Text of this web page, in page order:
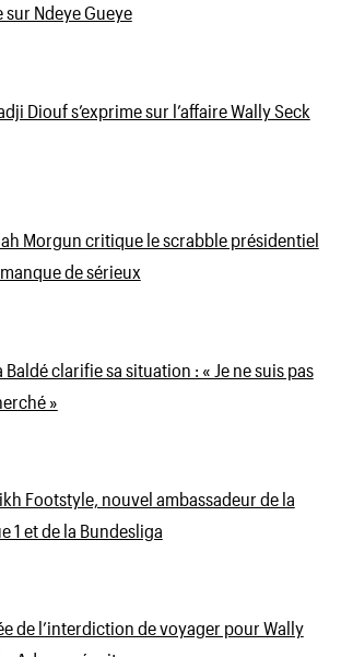
sur Ndeye Gueye
Diouf s’exprime sur l’affaire Wally Seck
Morgun critique le scrabble présidentiel
de sérieux
Baldé clarifie sa situation : « Je ne suis pas
»
Footstyle, nouvel ambassadeur de la
1 et de la Bundesliga
de l’interdiction de voyager pour Wally